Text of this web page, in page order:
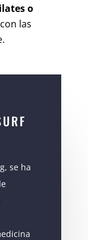
o
con las
se ha